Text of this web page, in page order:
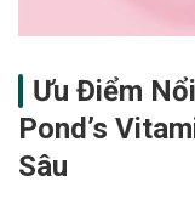
Ưu Điểm
Pond’s
Sâu